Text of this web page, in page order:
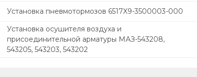
Установка пневмотормозов 6517X9-3500003-000
Установка осушителя воздуха и
присоединительной арматуры МАЗ-543208,
543205, 543203, 543202